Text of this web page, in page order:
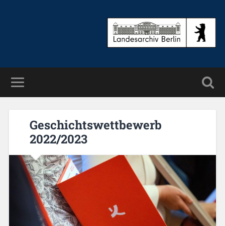
Ge­schichts­wett­be­werb
2022/2023